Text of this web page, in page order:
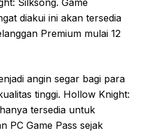
Silksong. Game
diakui ini akan tersedia
Premium mulai 12
angin segar bagi para
tinggi. Hollow Knight:
tersedia untuk
PC Game Pass sejak